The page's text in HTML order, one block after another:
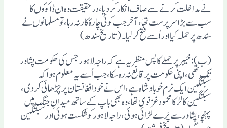
نے مداخلت کرنے سے صاف انکار کردیا، در حقیقت وہ ان ڈاکوٴوں کا
سب سے بڑا سرپرست تھا، آخر جب کوئی چارہٴ کار نہ رہا، تو مسلمانوں نے
سندھ پر حملہ کیا اور اُسے فتح کرلیا۔ (تاریخ سندھ)
(ب): خیبر پر حملے کا پس منظر یہ ہے کہ راجہ لاہور جس کی حکومت پشاور
تک تھی، اپنی حکومت پر قانع نہ رہ سکا، جب اُسے یہ معلوم ہوا کہ
سبکتگین ایک نرم خو بادشاہ ہے، اس نے خود افغانستان پر چڑھائی کردی،
سبکتگین کا لڑکا محمود غزنوی تھا، وہ بھی باپ کے ساتھ میدانِ جنگ میں
پہنچا، پشاور سے پَرے لڑائی ہوئی، راجہ لاہور کو شکست ہوئی اور سبکتگین